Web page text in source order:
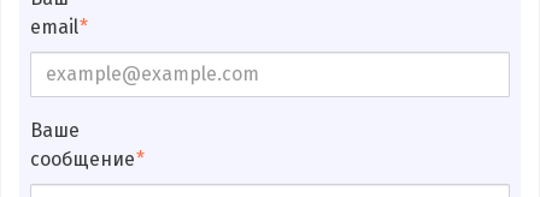
email
Ваше
сообщение